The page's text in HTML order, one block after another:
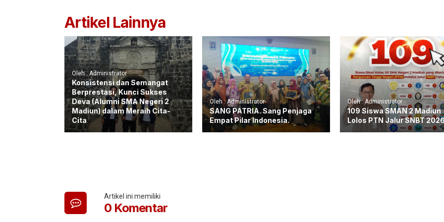
Artikel Lainnya
Oleh : Administrator
Konsistensi dan Semangat
Berprestasi, Kunci Sukses
Deva (Alumni SMA Negeri 2
Madiun) dalam Meraih Cita-
Cita
Oleh : Administrator
SANG PATRIA. Sang Penjaga
Empat Pilar Indonesia.
Oleh : Administrator
109 Siswa SMAN 2 Madiun
Lolos PTN Jalur SNBT
Artikel ini memiliki
0 Komentar